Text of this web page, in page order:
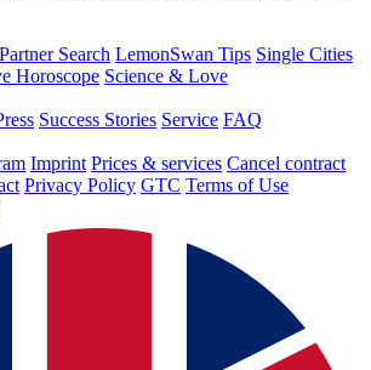
Partner Search LemonSwan Tips Single Cities
Horoscope Science & Love
Success Stories Service FAQ
Imprint Prices & services Cancel contract
Privacy Policy GTC Terms of Use